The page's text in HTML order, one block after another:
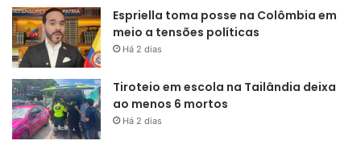
Espriella toma posse na Colômbia em
meio a tensões políticas
Há 2 dias
Tiroteio em escola na Tailândia deixa
ao menos 6 mortos
Há 2 dias